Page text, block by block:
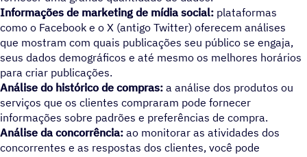
Informações de marketing de mídia social: plataformas
como o Facebook e o X (antigo Twitter) oferecem análises
que mostram com quais publicações seu público se engaja,
seus dados demográficos e até mesmo os melhores horários
para criar publicações.
Análise do histórico de compras: a análise dos produtos ou
serviços que os clientes compraram pode fornecer
informações sobre padrões e preferências de compra.
Análise da concorrência: ao monitorar as atividades dos
concorrentes e as respostas dos clientes, você pode